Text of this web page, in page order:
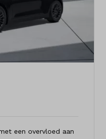
een overvloed aan